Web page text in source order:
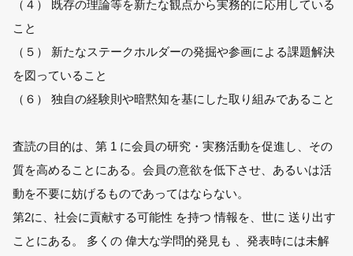
（４） 既存の理論等を新たな観点から実務的に応用している
こと
（５） 新たなステークホルダーの発掘や参画による課題解決
を図っていること
（６） 独自の経験則や暗黙知を基にした取り組みであること
査読の目的は、第 1 に会員の研究・実務活動を促進し、その
質を高めることにある。会員の意欲を低下させ、あるいは活
動を不要に妨げるものであってはならない。
第2に、社会に貢献する可能性 を持つ 情報を、世に 送り出す
ことにある。 多くの 偉大な学問的発見も 、発表時には未解